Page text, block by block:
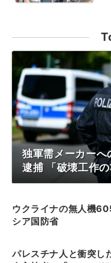
独軍需メーカーへ
逮捕 「破壊工作
ウクライナの無人機
シア国防省
パレスチナ人と衝突し